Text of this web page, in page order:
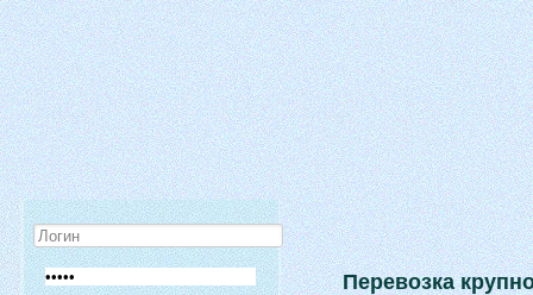
Перевозка